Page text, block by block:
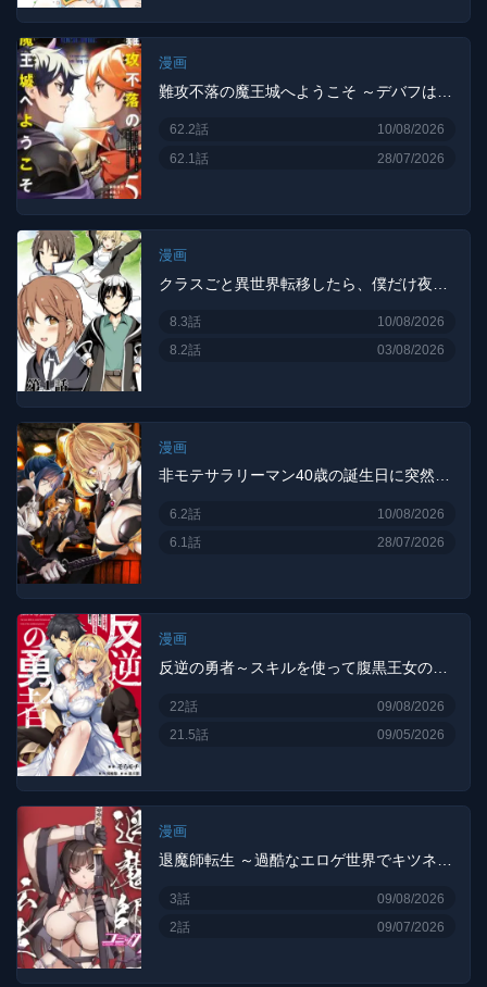
漫画
62.2話 10/08/2026
62.1話 28/07/2026
漫画
8.3話 10/08/2026
8.2話 03/08/2026
漫画
非モテサラリーマン40歳の誕生日に突然大魔導士に覚醒する #花岡修太朗40歳独身彼女なしが世界トレンド１位
6.2話 10/08/2026
6.1話 28/07/2026
漫画
反逆の勇者～スキルを使って腹黒王女のココロとカラダを掌握せよ～
22話 09/08/2026
21.5話 09/05/2026
漫画
退魔師転生 ～過酷なエロゲ世界でキツネ顔の関西弁な性悪男はどないすりゃええですか?～
3話 09/08/2026
2話 09/07/2026